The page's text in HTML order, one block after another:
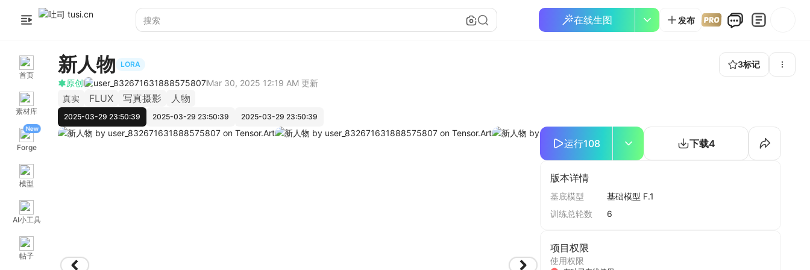
在线生图 发布
首页
素材库
New
Forge
模型
AI小工具
帖子
新人物 LORA 3标记
原创
user_832671631888575807Mar 30, 2025 12:19 AM 更新
真实
FLUX 写真摄影 人物
2025-03-29 23:50:39 2025-03-29 23:50:39 2025-03-29 23:50:39
运行108 下载4
版本详情
基底模型
基础模型 F.1
训练总轮数
6
项目权限
使用权限